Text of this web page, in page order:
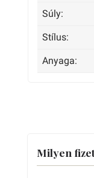
Súly:
Stílus:
Anyaga:
Milyen